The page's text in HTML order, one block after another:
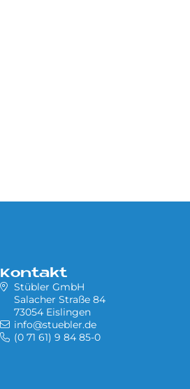
Kontakt
Stübler GmbH
Salacher Straße 84
73054 Eislingen
info@stuebler.de
(0 71 61) 9 84 85-0